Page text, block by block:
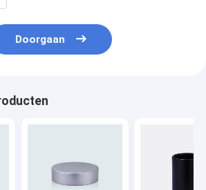
Doorgaan